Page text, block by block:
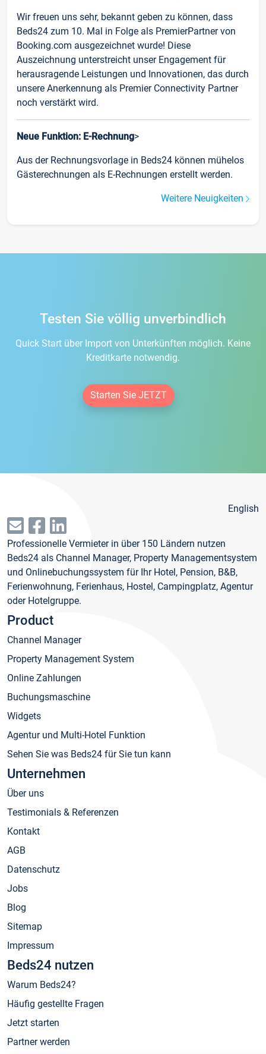
Wir freuen uns sehr, bekannt geben zu können, dass
Beds24 zum 10. Mal in Folge als PremierPartner von
Booking.com ausgezeichnet wurde! Diese
Auszeichnung unterstreicht unser Engagement für
herausragende Leistungen und Innovationen, das durch
unsere Anerkennung als Premier Connectivity Partner
noch verstärkt wird.
Neue Funktion: E-Rechnung>
Aus der Rechnungsvorlage in Beds24 können mühelos
Gästerechnungen als E-Rechnungen erstellt werden.
Weitere Neuigkeiten
Testen Sie völlig unverbindlich
Quick Start über Import von Unterkünften möglich. Keine
Kreditkarte notwendig.
Starten Sie JETZT
English
Professionelle Vermieter in über 150 Ländern nutzen
Beds24 als Channel Manager, Property Managementsystem
und Onlinebuchungssystem für Ihr Hotel, Pension, B&B,
Ferienwohnung, Ferienhaus, Hostel, Campingplatz, Agentur
oder Hotelgruppe.
Product
Channel Manager
Property Management System
Online Zahlungen
Buchungsmaschine
Widgets
Agentur und Multi-Hotel Funktion
Sehen Sie was Beds24 für Sie tun kann
Unternehmen
Über uns
Testimonials & Referenzen
Kontakt
AGB
Datenschutz
Jobs
Blog
Sitemap
Impressum
Beds24 nutzen
Warum Beds24?
Häufig gestellte Fragen
Jetzt starten
Partner werden